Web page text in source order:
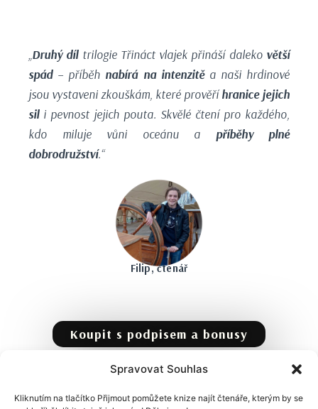
Spravovat Souhlas
Kliknutím na tlačítko Přijmout pomůžete knize najít čtenáře, kterým by se
„Druhý díltrilogie Třináct vlajek přináší daleko větší
spád– příběh nabírá na intenzitěa naši hrdinové
jsou vystaveni zkouškám, které prověříhranice jejich
sili pevnost jejich pouta. Skvělé čtení pro každého,
kdo miluje vůni oceánu a příběhy plné
dobrodružství.“
Filip, čtenář
Koupit s podpisem a bonusy